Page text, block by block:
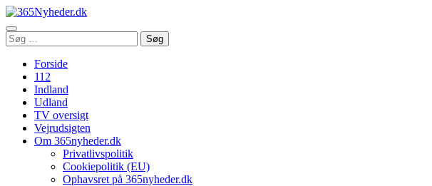
Åbn
menu
Søg
efter:
Søg
Forside
112
Indland
Udland
TV oversigt
Vejrudsigten
Om 365nyheder.dk
Privatlivspolitik
Cookiepolitik (EU)
Ophavsret på 365nyheder.dk